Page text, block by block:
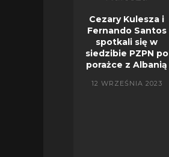
Cezary Kulesza i
Fernando Santos
spotkali się w
siedzibie PZPN po
porażce z Albanią
12 WRZEŚNIA 2023